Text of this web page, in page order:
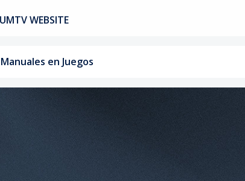
WEBSITE
Manuales en Juegos